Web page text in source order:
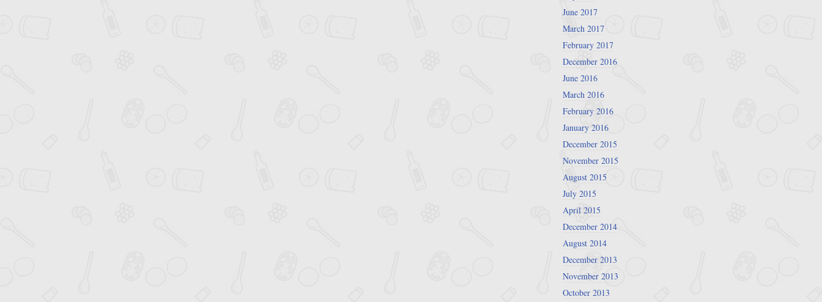
June 2017
March 2017
February 2017
December 2016
June 2016
March 2016
February 2016
January 2016
December 2015
November 2015
August 2015
July 2015
April 2015
December 2014
August 2014
December 2013
November 2013
October 2013